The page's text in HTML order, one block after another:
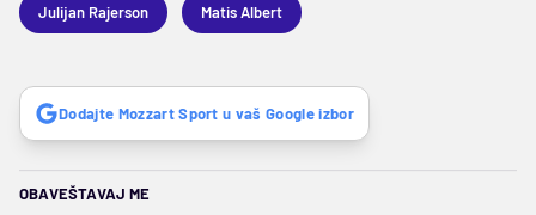
Julijan Rajerson Matis Albert
Dodajte Mozzart Sport u vaš Google izbor
OBAVEŠTAVAJ ME